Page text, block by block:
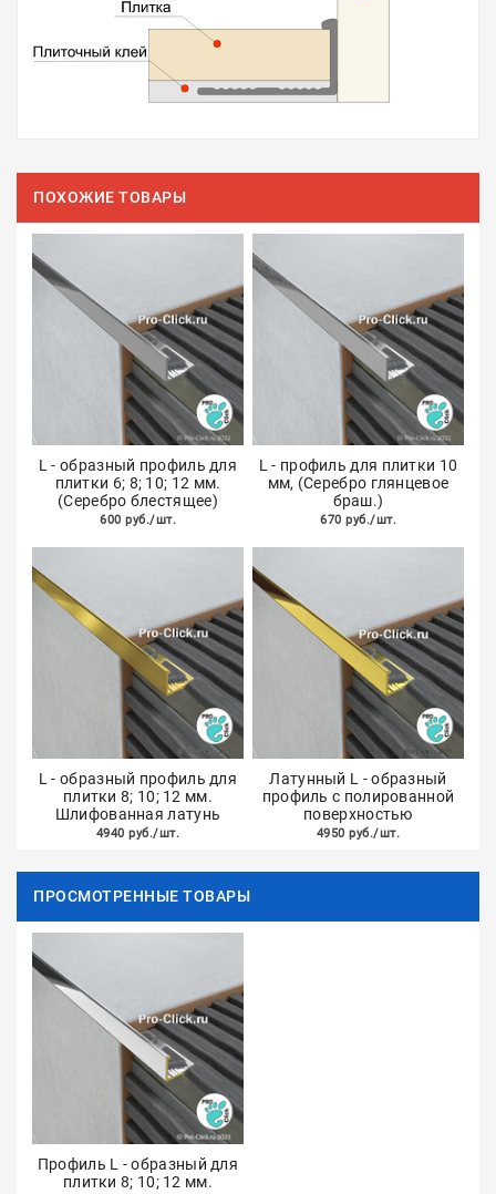
ПОХОЖИЕ ТОВАРЫ
L - образный профиль для
плитки 6; 8; 10; 12 мм.
(Серебро блестящее)
600 руб./шт.
L - профиль для плитки 10
мм, (Серебро глянцевое
браш.)
670 руб./шт.
L - образный профиль для
плитки 8; 10; 12 мм.
Шлифованная латунь
4940 руб./шт.
Латунный L - образный
профиль с полированной
поверхностью
4950 руб./шт.
ПРОСМОТРЕННЫЕ ТОВАРЫ
Профиль L - образный для
плитки 8; 10; 12 мм.